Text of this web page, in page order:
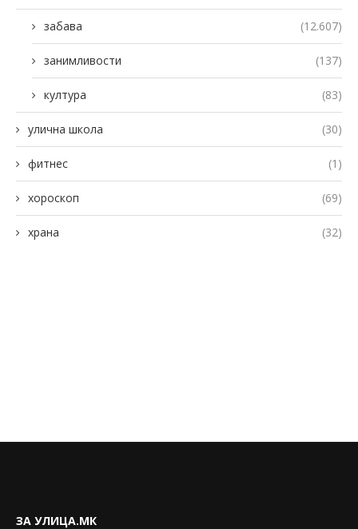
забава (12.607)
занимливости (137)
култура (83)
улична школа (30)
фитнес (1)
хороскоп (69)
храна (32)
ЗА УЛИЦА.МК